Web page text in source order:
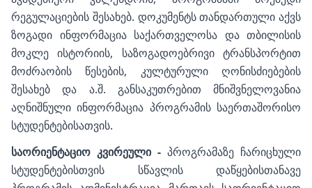
რეგულაციების შესახებ. დოკუმენტს თანდართული აქვს
ზოგადი ინფორმაცია საქართველოსა და თბილისის
მოკლე ისტორიის, საზოგადოებრივი ტრანსპორტით
მოძრაობის წესების, კულტურული ღონისძიებების
შესახებ და ა.შ. განსაკუთრებით მნიშვნელოვანია
აღნიშნული ინფორმაცია პროგრამის საერთაშორისო
სტუდენტებისათვის.
საორიენტაციო კვირეული - პროგრამაზე ჩარიცხული
სტუდენტებისთვის სწავლის დაწყებისთანავე